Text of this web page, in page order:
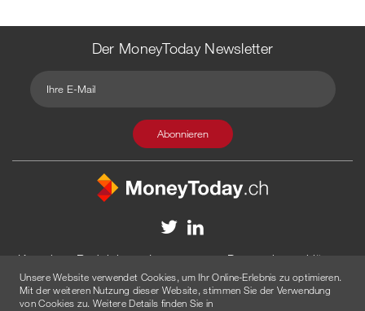
Der MoneyToday Newsletter
Kontakt Redaktion Impressum
Datenschutzerklärung
Disclaimer
Werbung
© 2026 Created byAGENTUR AM WASSER
Unsere Website verwendet Cookies, um Ihr Online-Erlebnis zu optimieren.
Mit der weiteren Nutzung dieser Website, stimmen Sie der Verwendung
von Cookies zu. Weitere Details finden Sie in